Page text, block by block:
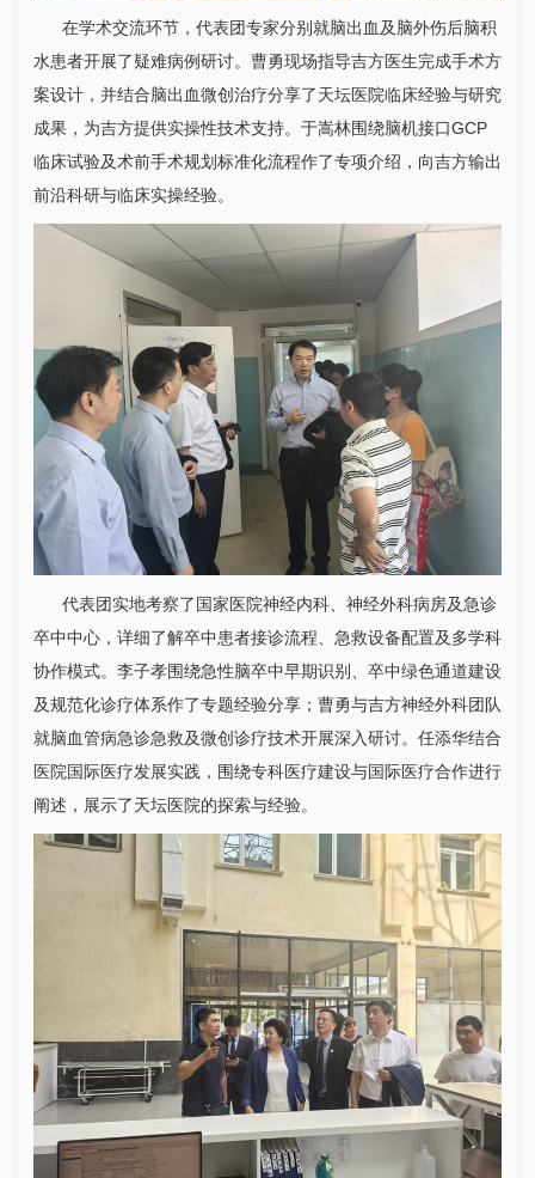
在学术交流环节，代表团专家分别就脑出血及脑外伤后脑积
水患者开展了疑难病例研讨。 曹勇现场指导吉方医生完成手术方
案设计，并结合脑出血微创治疗分享了天坛医院临床经验与研究
成果，为吉方提供实操性技术支持。 于嵩林围绕脑机接口GCP
临床试验及术前手术规划标准化流程作了专项介绍，向吉方输出
前沿科研与临床实操经验。
代表团实地考察了国家医院神经内科、 神经外科病房及急诊
卒中中心，详细了解卒中患者接诊流程、急救设备配置及多学科
协作模式。 李子孝围绕急性脑卒中早期识别、卒中绿色通道建设
及规范化诊疗体系作了专题经验分享； 曹勇与吉方神经外科团队
就脑血管病急诊急救及微创诊疗技术开展深入研讨。 任添华结合
医院国际医疗发展实践，围绕专科医疗建设与国际医疗合作进行
阐述，展示了天坛医院的探索与经验。